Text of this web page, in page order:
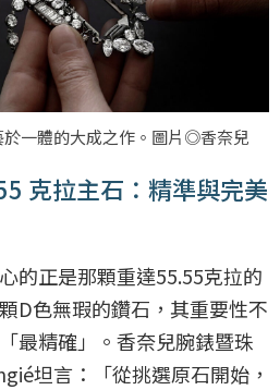
於一體的大成之作。圖片◎香奈兒
克拉主石：精準與完美
的正是那顆重達55.55克拉的
D色無瑕的鑽石，其重要性不
最精確」。香奈兒腕錶暨珠
坦言：「從挑選原石開始，